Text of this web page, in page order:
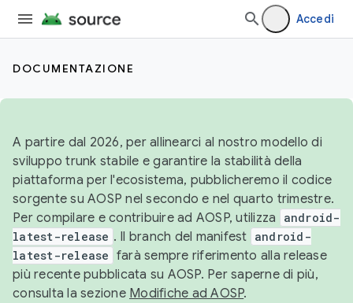
Accedi
DOCUMENTAZIONE
A partire dal 2026, per allinearci al nostro modello di
sviluppo trunk stabile e garantire la stabilità della
piattaforma per l'ecosistema, pubblicheremo il codice
sorgente su AOSP nel secondo e nel quarto trimestre.
Per compilare e contribuire ad AOSP, utilizza
android-
latest-release . Il branch del manifest android-
latest-release farà sempre riferimento alla release
più recente pubblicata su AOSP. Per saperne di più,
consulta la sezione Modifiche ad AOSP.